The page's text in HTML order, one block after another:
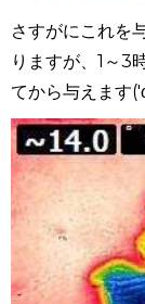
さすがにこれを
りますが、1～3
てから与えます